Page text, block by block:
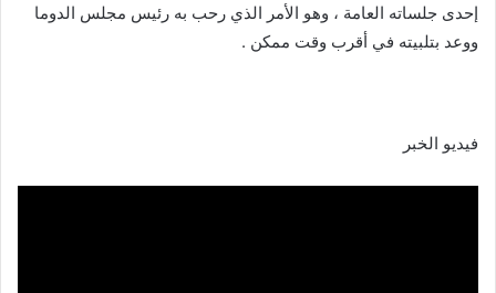
إحدى جلساته العامة ، وهو الأمر الذي رحب به رئيس مجلس الدوما
ووعد بتلبيته في أقرب وقت ممكن .
فيديو الخبر